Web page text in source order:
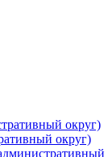
округ)
округ)